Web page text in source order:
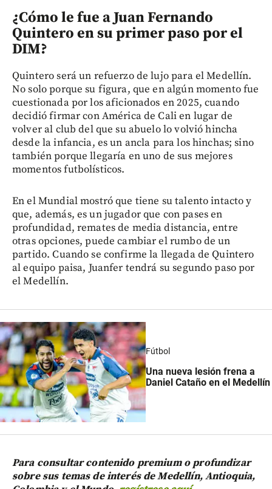
¿Cómo le fue a Juan Fernando
Quintero en su primer paso por el
DIM?
Quintero será un refuerzo de lujo para el Medellín.
No solo porque su figura, que en algún momento fue
cuestionada por los aficionados en 2025, cuando
decidió firmar con América de Cali en lugar de
volver al club del que su abuelo lo volvió hincha
desde la infancia, es un ancla para los hinchas; sino
también porque llegaría en uno de sus mejores
momentos futbolísticos.
En el Mundial mostró que tiene su talento intacto y
que, además, es un jugador que con pases en
profundidad, remates de media distancia, entre
otras opciones, puede cambiar el rumbo de un
partido. Cuando se confirme la llegada de Quintero
al equipo paisa, Juanfer tendrá su segundo paso por
el Medellín.
Fútbol
Una nueva lesión frena a
Daniel Cataño en el Medellín
Para consultar contenido premium o profundizar
sobre sus temas de interés de Medellín, Antioquia,